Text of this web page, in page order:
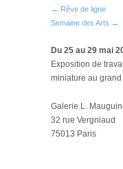
← Rêve de ligne
Semaine des Arts →
Du 25 au 29 mai
Exposition de
miniature au grand
Galerie L. Mauguin
32 rue Vergniaud
75013 Paris